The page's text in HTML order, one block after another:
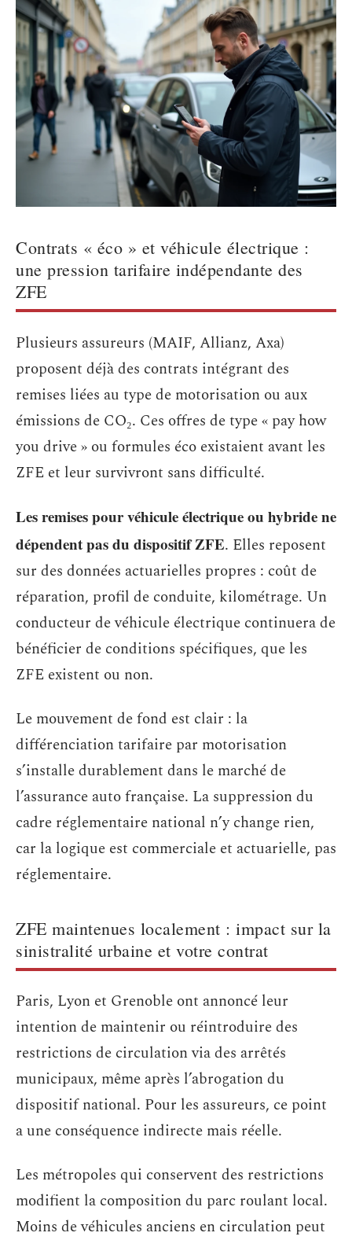
Contrats « éco » et véhicule électrique :
une pression tarifaire indépendante des
ZFE
Plusieurs assureurs (MAIF, Allianz, Axa)
proposent déjà des contrats intégrant des
remises liées au type de motorisation ou aux
émissions de CO₂. Ces offres de type « pay how
you drive » ou formules éco existaient avant les
ZFE et leur survivront sans difficulté.
Les remises pour véhicule électrique ou hybride ne
dépendent pas du dispositif ZFE. Elles reposent
sur des données actuarielles propres : coût de
réparation, profil de conduite, kilométrage. Un
conducteur de véhicule électrique continuera de
bénéficier de conditions spécifiques, que les
ZFE existent ou non.
Le mouvement de fond est clair : la
différenciation tarifaire par motorisation
s’installe durablement dans le marché de
l’assurance auto française. La suppression du
cadre réglementaire national n’y change rien,
car la logique est commerciale et actuarielle, pas
réglementaire.
ZFE maintenues localement : impact sur la
sinistralité urbaine et votre contrat
Paris, Lyon et Grenoble ont annoncé leur
intention de maintenir ou réintroduire des
restrictions de circulation via des arrêtés
municipaux, même après l’abrogation du
dispositif national. Pour les assureurs, ce point
a une conséquence indirecte mais réelle.
Les métropoles qui conservent des restrictions
modifient la composition du parc roulant local.
Moins de véhicules anciens en circulation peut